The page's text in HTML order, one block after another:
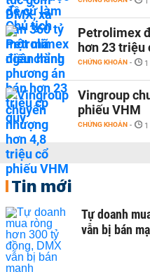
Petrolimex
hơn 23 triệu
CHỨNG KHOÁN -
Vingroup
phiếu VHM
CHỨNG KHOÁN -
Tin mới
Tự doanh
vẫn bị bán